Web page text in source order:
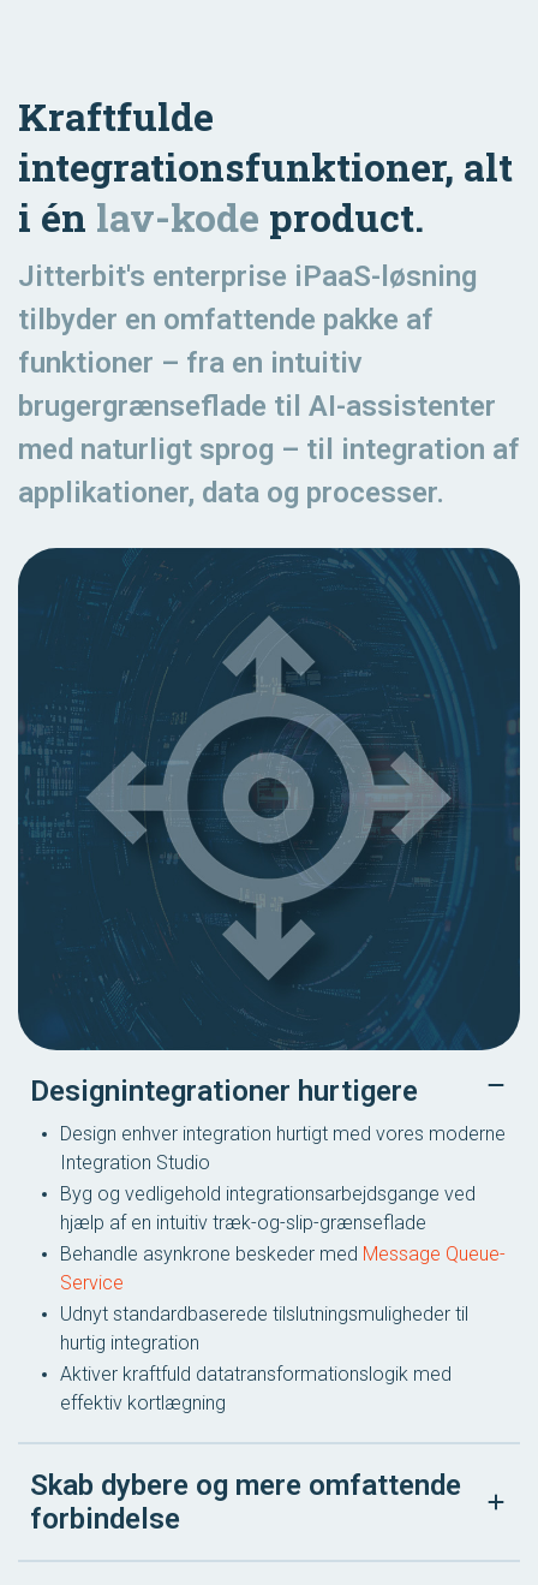
Kraftfulde
integrationsfunktioner, alt
i én lav-kode product.
Jitterbit's enterprise iPaaS-løsning
tilbyder en omfattende pakke af
funktioner – fra en intuitiv
brugergrænseflade til AI-assistenter
med naturligt sprog – til integration af
applikationer, data og processer.
Designintegrationer hurtigere
Design enhver integration hurtigt med vores moderne
Integration Studio
Byg og vedligehold integrationsarbejdsgange ved
hjælp af en intuitiv træk-og-slip-grænseflade
Behandle asynkrone beskeder med Message Queue-
Service
Udnyt standardbaserede tilslutningsmuligheder til
hurtig integration
Aktiver kraftfuld datatransformationslogik med
effektiv kortlægning
Skab dybere og mere omfattende
forbindelse